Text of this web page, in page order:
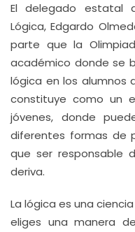
El delegado estatal
Lógica, Edgardo
parte que la
académico donde se
lógica en los alumnos
constituye como un
jóvenes, donde
diferentes formas de
que ser responsable
deriva.
La lógica es una
eliges una manera